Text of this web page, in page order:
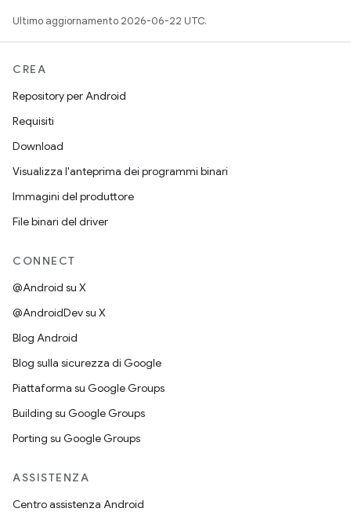
Ultimo aggiornamento 2026-06-22 UTC.
CREA
Repository per Android
Requisiti
Download
Visualizza l'anteprima dei programmi binari
Immagini del produttore
File binari del driver
CONNECT
@Android su X
@AndroidDev su X
Blog Android
Blog sulla sicurezza di Google
Piattaforma su Google Groups
Building su Google Groups
Porting su Google Groups
ASSISTENZA
Centro assistenza Android